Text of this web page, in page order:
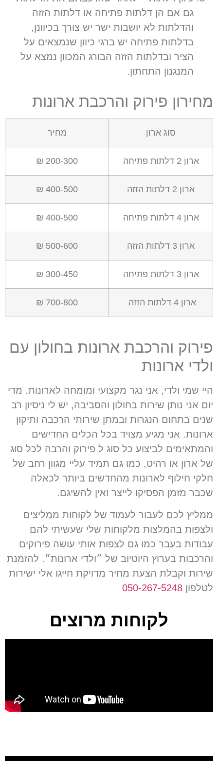
גם אם הן דלתות פתיחה או דלתות הזזה
והדלתות לא יושבות ישר יש צורך בכיוונן,
בדלתות פתיחה יש ברגי כיוון שנמצאים על
הציר ובדלתות הזזה הבורג המכוון נמצא על
המנגנון התחתון.
מחירון פירוק והרכבת ארונות
סוג ארון מחיר
ארון 2 דלתות פתיחה 200-300 ₪
ארון 2 דלתות הזזה 400-500 ₪
ארון 4 דלתות פתיחה 400-500 ₪
ארון 3 דלתות הזזה 500-600 ₪
ארון 3 דלתות פתיחה 300-450 ₪
ארון 4 דלתות הזזה 700-800 ₪
פירוק והרכבת ארונות בחולון עם
ולדי ארונות
היי שמי ולדי, אני נגר מקצועי ומומחה לארונות. מדי
יום אני נותן שירות בחולון והסביבה, יש לי ניסיון רב
שנים בתחום הנגרות ובמתן שירותי הרכבה ותיקון
ארונות. אני מגיע מצויד בכל הכלים החדישים
והמתאימים לביצוע כל סוג ל פירוק והרבה לכל סוג
של ארון או רהיט, כמו גם תמיד עליי מגוון רחב של
חלקי חילוף לארונות מהחדשים ביותר לכאלה
שכבר מזמן הפסיקו לייצר ואין להשיגם.
ממליץ לכם לעבור לעמוד של לקוחות ממליצים
ולצפות בהמלצות מלקוחות שלי שעשיתי להם
עבודות בעבר כמו גם לצפות אותי עושה פירוקים
והרכבות בערוץ היוטיוב של ״ולדי ארונות״. להזמנת
שירות וקבלת הצעת מחיר מדויקת חייגו אלי ישירות
לטלפון
לקוחות מרוצים